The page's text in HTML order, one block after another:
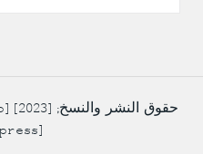
[wordpress]